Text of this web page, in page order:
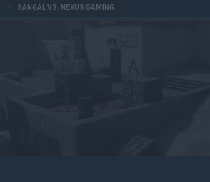
SANGAL VS. NEXUS GAMING